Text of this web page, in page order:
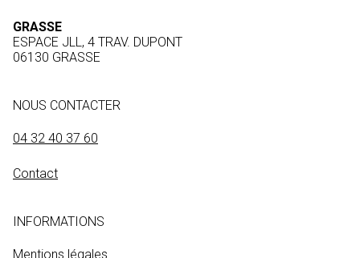
GRASSE
ESPACE JLL, 4 TRAV. DUPONT
06130 GRASSE
NOUS CONTACTER
04 32 40 37 60
Contact
INFORMATIONS
Mentions légales